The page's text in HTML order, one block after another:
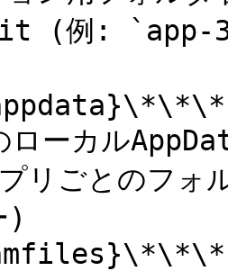
Git (例:
ローカル
ごとのフォ
バー)